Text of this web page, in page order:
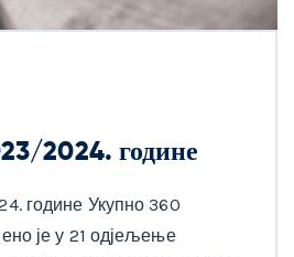
2024. године
године Укупно 360
је у 21 одјељење